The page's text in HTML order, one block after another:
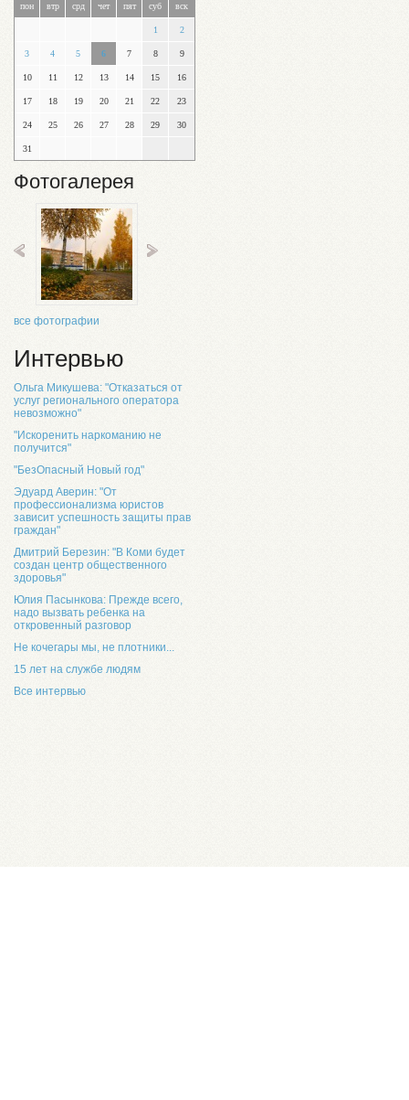
пон втр срд чет пят суб вск
1 2
3 4 5 6 7 8 9
10 11 12 13 14 15 16
17 18 19 20 21 22 23
24 25 26 27 28 29 30
31
Фотогалерея
все фотографии
Интервью
Ольга Микушева: "Отказаться от
услуг регионального оператора
невозможно"
"Искоренить наркоманию не
получится"
"БезОпасный Новый год"
Эдуард Аверин: "От
профессионализма юристов
зависит успешность защиты прав
граждан"
Дмитрий Березин: "В Коми будет
создан центр общественного
здоровья"
Юлия Пасынкова: Прежде всего,
надо вызвать ребенка на
откровенный разговор
Не кочегары мы, не плотники...
15 лет на службе людям
Все интервью